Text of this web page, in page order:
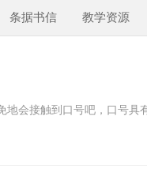
条据书信 教学资源
会接触到口号吧，口号具